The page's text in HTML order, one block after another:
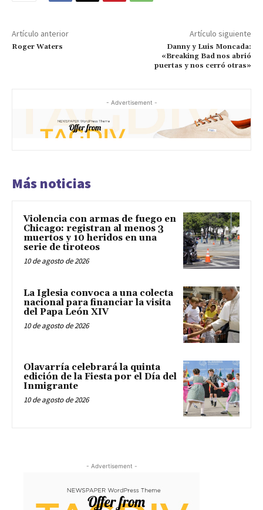
Artículo anterior
Roger Waters
Artículo siguiente
Danny y Luis Moncada:
«Breaking Bad nos abrió
puertas y nos cerró otras»
- Advertisement -
Más noticias
Violencia con armas de fuego en
Chicago: registran al menos 3
muertos y 10 heridos en una
serie de tiroteos
10 de agosto de 2026
La Iglesia convoca a una colecta
nacional para financiar la visita
del Papa León XIV
10 de agosto de 2026
Olavarría celebrará la quinta
edición de la Fiesta por el Día del
Inmigrante
10 de agosto de 2026
- Advertisement -